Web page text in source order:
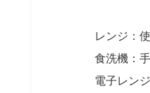
レンジ：
食洗機：
電子レン